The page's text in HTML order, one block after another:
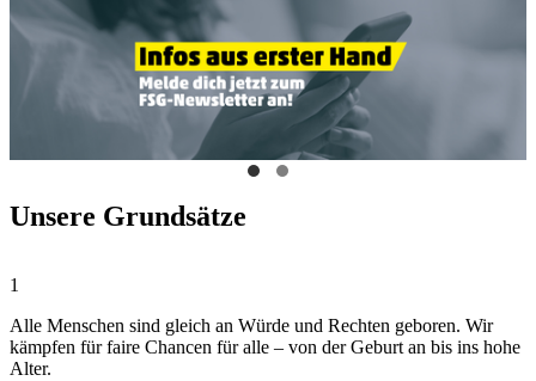
Unsere Grundsätze
1
Alle Menschen sind gleich an Würde und Rechten geboren. Wir
kämpfen für faire Chancen für alle – von der Geburt an bis ins hohe
Alter.